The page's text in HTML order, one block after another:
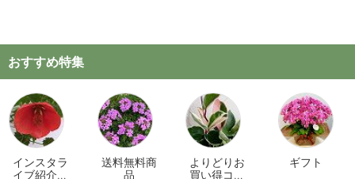
おすすめ特集
インスタラ
イブ紹介商
送料無料商
品
よりどりお
買い得コー
ギフト